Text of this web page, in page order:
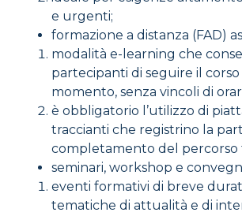
e urgenti;
formazione a distanza (FAD)
modalità e-learning che
partecipanti di seguire il corso
momento, senza vincoli di
è obbligatorio l’utilizzo di
traccianti che registrino la
completamento del percorso
seminari, workshop e
eventi formativi di breve
tematiche di attualità e di